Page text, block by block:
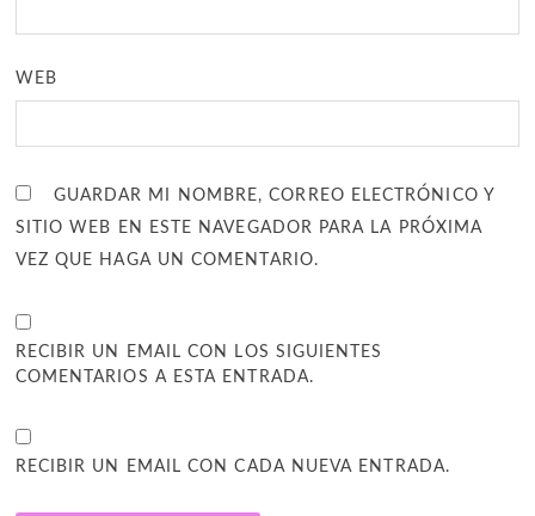
WEB
GUARDAR MI NOMBRE, CORREO ELECTRÓNICO Y
SITIO WEB EN ESTE NAVEGADOR PARA LA PRÓXIMA
VEZ QUE HAGA UN COMENTARIO.
RECIBIR UN EMAIL CON LOS SIGUIENTES
COMENTARIOS A ESTA ENTRADA.
RECIBIR UN EMAIL CON CADA NUEVA ENTRADA.